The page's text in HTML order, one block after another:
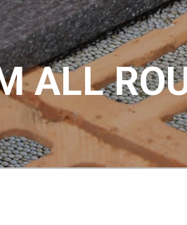
in laterizio con polistirene
per l'isolamento della
solaio.
Blocchi in
o integrati
grafite.
per divisori
di divisione tra unità
interne.
Blocchi
anche
tipi di
ALL